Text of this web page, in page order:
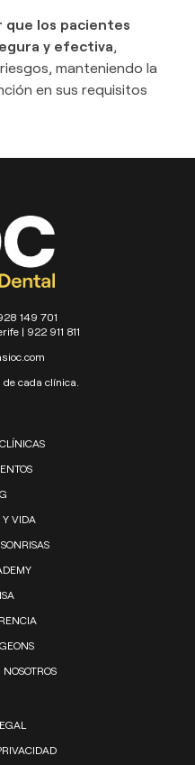
que los pacientes
y efectiva,
manteniendo la
en sus requisitos
149 701
| 922 911 811
cada clínica.
Y VIDA